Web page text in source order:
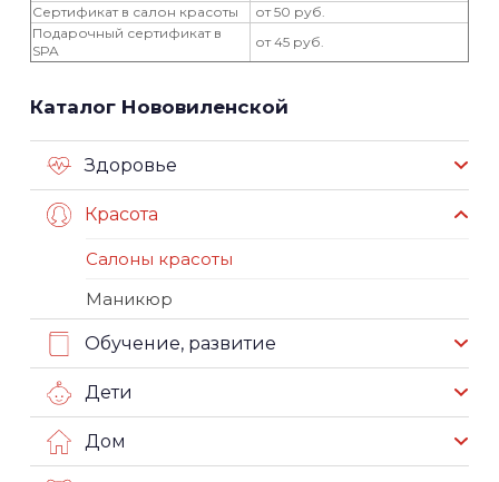
Сертификат в салон красоты
от 50 руб.
Подарочный сертификат в
SPA
от 45 руб.
Каталог Нововиленской
Здоровье
Красота
Салоны красоты
Маникюр
Обучение, развитие
Дети
Дом